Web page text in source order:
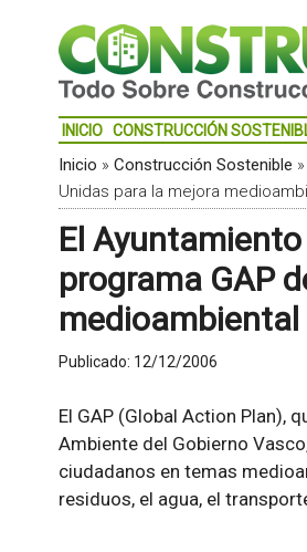
INICIO CONSTRUCCIÓN
Inicio » Construcción Sostenible »
Unidas para la mejora
El
programa GAP
Publicado: 12/12/2006
El GAP (Global Action Plan),
Ambiente del Gobierno
ciudadanos en temas
residuos, el agua, el